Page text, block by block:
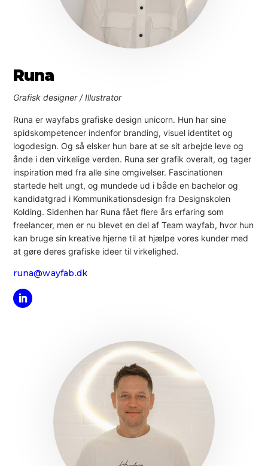
Runa
Grafisk designer / Illustrator
Runa er wayfabs grafiske design unicorn. Hun har sine
spidskompetencer indenfor branding, visuel identitet og
logodesign. Og så elsker hun bare at se sit arbejde leve og
ånde i den virkelige verden. Runa ser grafik overalt, og tager
inspiration med fra alle sine omgivelser. Fascinationen
startede helt ungt, og mundede ud i både en bachelor og
kandidatgrad i Kommunikationsdesign fra Designskolen
Kolding. Sidenhen har Runa fået flere års erfaring som
freelancer, men er nu blevet en del af Team wayfab, hvor hun
kan bruge sin kreative hjerne til at hjælpe vores kunder med
at gøre deres grafiske ideer til virkelighed.
runa@wayfab.dk